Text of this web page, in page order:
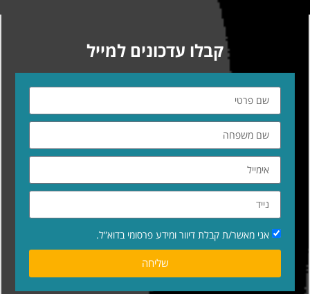
קבלו עדכונים למייל
אני מאשר/ת קבלת דיוור ומידע פרסומי בדוא”ל.
שליחה